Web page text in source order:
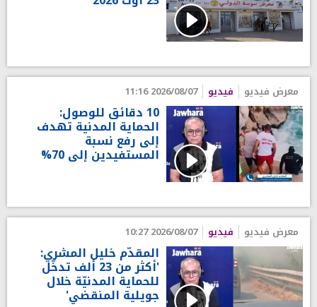
معرض فيديو فيديو 2026/08/07 11:16
10 دقائق للوصول:
الحماية المدنية تهدف
إلى رفع نسبة
المستفيدين إلى 70%
معرض فيديو فيديو 2026/08/07 10:27
المقدّم خليل المشري:
'أكثر من 23 ألف تدخّل
للحماية المدنيّة خلال
جويلية المنقضي'